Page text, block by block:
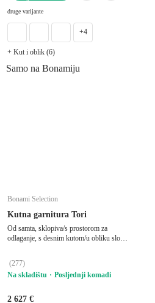
druge varijante
+4
+ Kut i oblik (6)
Samo na Bonamiju
Bonami Selection
Kutna garnitura Tori
Od samta, sklopiva/s prostorom za
odlaganje, s desnim kutom/u obliku slova
dubina sjedala 60 cm
(277)
Na skladištu
Posljednji komadi
2 627 €